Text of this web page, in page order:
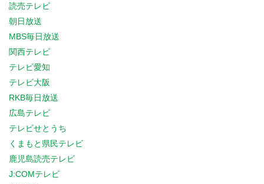
読売テレビ
朝日放送
MBS毎日放送
関西テレビ
テレビ愛知
テレビ大阪
RKB毎日放送
広島テレビ
テレビせとうち
くまもと県民テレビ
鹿児島読売テレビ
J:COMテレビ